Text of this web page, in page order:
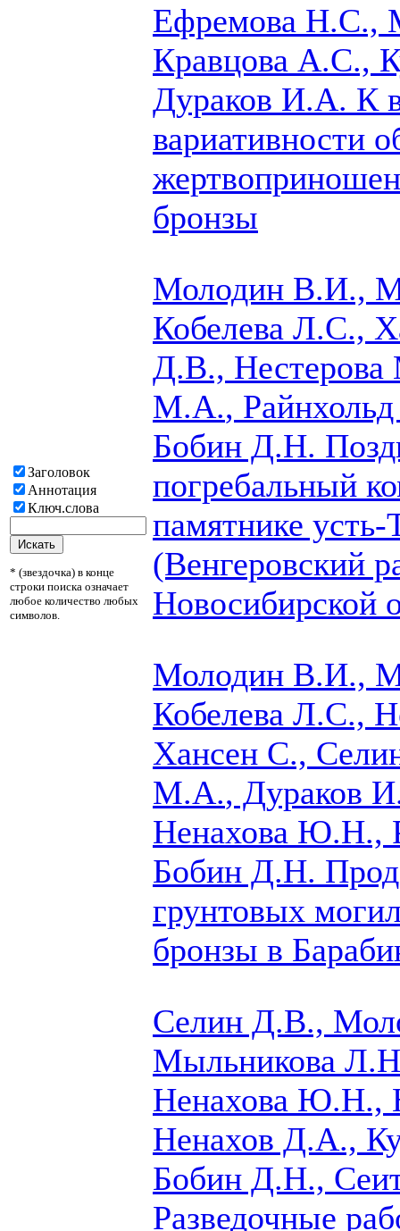
Заголовок
Аннотация
Ключ.слова
* (звездочка) в конце
строки поиска означает
любое количество любых
символов.
Ефремова Н.С.,
Кравцова А.С.,
Дураков И.А. К
вариативности
бронзы
Молодин В.И.,
Кобелева Л.С.,
Д.В.,
М.А.,
Бобин Д.Н.
погребальный
памятнике усть-
(Венгеровский
Новосибирской
Молодин В.И.,
Кобелева Л.С.,
Хансен С.,
М.А., Дураков
Ненахова Ю.Н.,
Бобин Д.Н.
грунтовых
бронзы в
Селин Д.В.,
Мыльникова
Ненахова Ю.Н.,
Ненахов Д.А.,
Бобин Д.Н.,
Разведочные